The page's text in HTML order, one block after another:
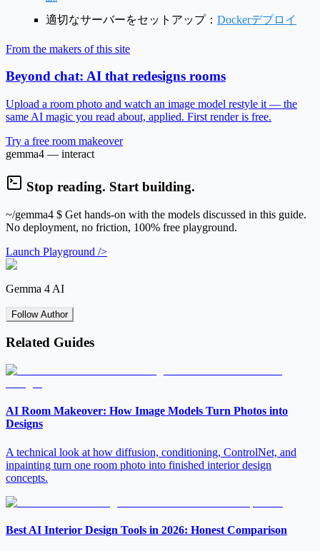
適切なサーバーをセットアップ： Dockerデプロイ
From the makers of this site
Beyond chat: AI that redesigns rooms
Upload a room photo and watch an image model restyle it — the
same AI magic you read about, applied. First render is free.
Try a free room makeover
gemma4 — interact
Stop reading. Start building.
~/gemma4 $ Get hands-on with the models discussed in this guide.
No deployment, no friction, 100% free playground.
Launch Playground />
Gemma 4 AI
Follow Author
Related Guides
AI Room Makeover: How Image Models Turn Photos into
Designs
A technical look at how diffusion, conditioning, ControlNet, and
inpainting turn one room photo into finished interior design
concepts.
Best AI Interior Design Tools in 2026: Honest Comparison